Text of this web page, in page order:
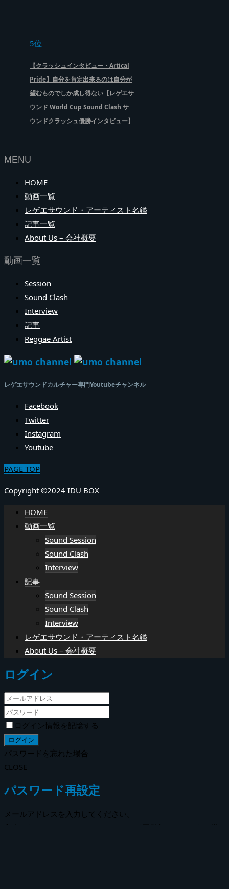
5位
【クラッシュインタビュー・Artical
Pride】自分を肯定出来るのは自分が
望むものでしか成し得ない【レゲエサ
ウンド World Cup Sound Clash サ
ウンドクラッシュ優勝インタビュー】
MENU
HOME
動画一覧
レゲエサウンド・アーティスト名鑑
記事一覧
About Us – 会社概要
動画一覧
Session
Sound Clash
Interview
記事
Reggae Artist
レゲエサウンドカルチャー専門Youtubeチャンネル
Facebook
Twitter
Instagram
Youtube
PAGE TOP
Copyright ©2024 IDU BOX
HOME
動画一覧
Sound Session
Sound Clash
Interview
記事
Sound Session
Sound Clash
Interview
レゲエサウンド・アーティスト名鑑
About Us – 会社概要
ログイン
ログイン情報を記憶する
パスワードを忘れた場合
CLOSE
パスワード再設定
メールアドレスを入力してください。
入力されたメールアドレスにパスワード再発行のメールをお送